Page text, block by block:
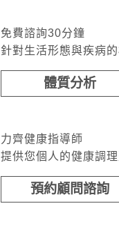
免費諮詢30分鐘
針對生活形態與疾病
體質分析
力齊健康指導師
提供您個人的健康調
預約顧問諮詢